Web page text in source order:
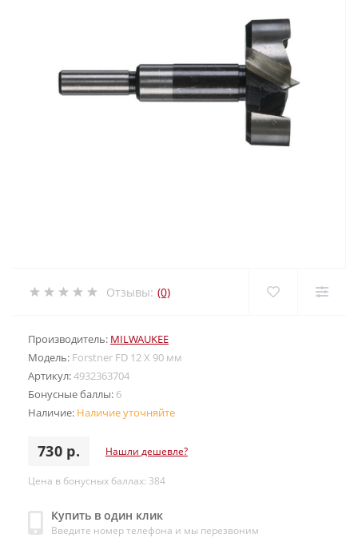
Отзывы: (0)
Производитель: MILWAUKEE
Модель: Forstner FD 12 X 90 мм
Артикул:4932363704
Бонусные баллы: 6
Наличие: Наличие уточняйте
730 р. Нашли дешевле?
Цена в бонусных баллах: 384
Купить в один клик
Введите номер телефона и мы перезвоним